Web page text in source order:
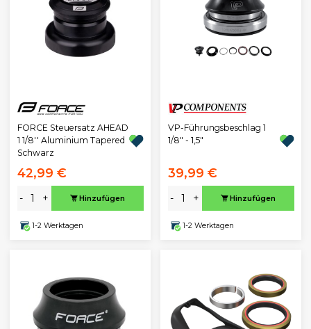
FORCE Steuersatz AHEAD
1 1/8'' Aluminium Tapered
Schwarz
42,99 €
- + Hinzufügen
1-2 Werktagen
VP-Führungsbeschlag 1
1/8" - 1,5"
39,99 €
- + Hinzufügen
1-2 Werktagen